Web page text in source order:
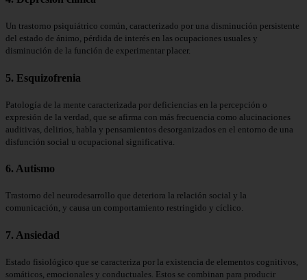
Un trastorno psiquiátrico común, caracterizado por una disminución persistente
del estado de ánimo, pérdida de interés en las ocupaciones usuales y
disminución de la función de experimentar placer.
5. Esquizofrenia
Patología de la mente caracterizada por deficiencias en la percepción o
expresión de la verdad, que se afirma con más frecuencia como alucinaciones
auditivas, delirios, habla y pensamientos desorganizados en el entorno de una
disfunción social u ocupacional significativa.
6. Autismo
Trastorno del neurodesarrollo que deteriora la relación social y la
comunicación, y causa un comportamiento restringido y cíclico.
7. Ansiedad
Estado fisiológico que se caracteriza por la existencia de elementos cognitivos,
somáticos, emocionales y conductuales. Estos se combinan para producir